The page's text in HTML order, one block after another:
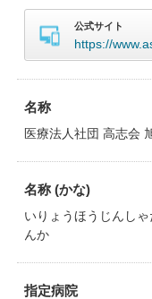
公式サイト
https://
名称
医療法人社団 高志会
名称 (かな)
いりょうほうじんし
んか
指定病院